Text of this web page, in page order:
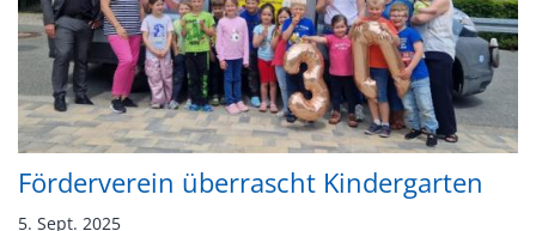
Förderverein überrascht Kindergarten
5. Sept. 2025